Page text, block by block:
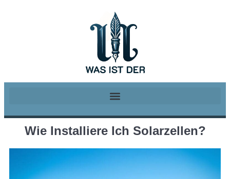
Wie Installiere Ich Solarzellen?